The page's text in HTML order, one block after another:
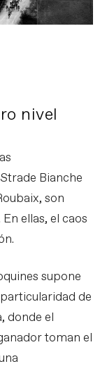
nivel
Bianche
son
ellas, el caos
supone
de
donde el
toman el